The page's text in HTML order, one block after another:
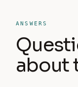
ANSWERS
about